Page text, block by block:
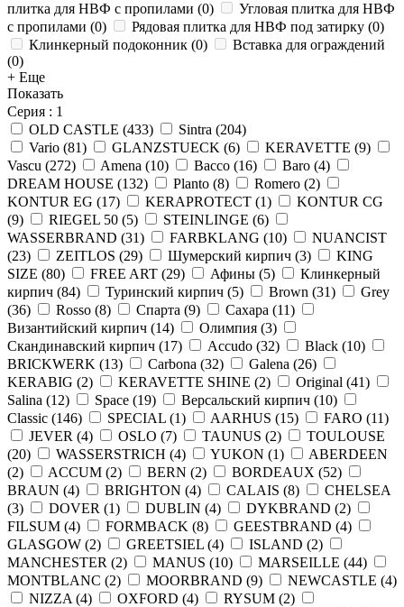
плитка для НВФ с пропилами (0)
Угловая плитка для НВФ
с пропилами (0) Рядовая плитка для НВФ под затирку (0)
Клинкерный подоконник (0)
Вставка для ограждений
(0)
+ Еще
Показать
Серия : 1
OLD CASTLE (433) Sintra (204)
Vario (81) GLANZSTUECK (6) KERAVETTE (9)
Vascu (272) Amena (10) Bacco (16) Baro (4)
DREAM HOUSE (132) Planto (8) Romero (2)
KONTUR EG (17) KERAPROTECT (1)
KONTUR СG
(9) RIEGEL 50 (5) STEINLINGE (6)
WASSERBRAND (31) FARBKLANG (10)
NUANCIST
(23) ZEITLOS (29) Шумерский кирпич (3)
KING
SIZE (80) FREE ART (29) Афины (5)
Клинкерный
кирпич (84) Туринский кирпич (5) Brown (31)
Grey
(36) Rosso (8) Спарта (9) Сахара (11)
Византийский кирпич (14) Олимпия (3)
Скандинавский кирпич (17) Accudo (32) Black (10)
BRICKWERK (13) Carbona (32) Galena (26)
KERABIG (2) KERAVETTE SHINE (2) Original (41)
Salina (12) Space (19) Версальский кирпич (10)
Classic (146) SPECIAL (1) AARHUS (15) FARO (11)
JEVER (4) OSLO (7) TAUNUS (2)
TOULOUSE
(20) WASSERSTRICH (4) YUKON (1)
ABERDEEN
(2) ACCUM (2) BERN (2) BORDEAUX (52)
BRAUN (4) BRIGHTON (4) CALAIS (8)
CHELSEA
(3) DOVER (1) DUBLIN (4) DYKBRAND (2)
FILSUM (4) FORMBACK (8) GEESTBRAND (4)
GLASGOW (2) GREETSIEL (4) ISLAND (2)
MANCHESTER (2) MANUS (10) MARSEILLE (44)
MONTBLANC (2) MOORBRAND (9) NEWCASTLE (4)
NIZZA (4) OXFORD (4) RYSUM (2)